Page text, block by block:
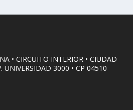
• CIRCUITO INTERIOR • CIUDAD
UNIVERSIDAD 3000 • CP 04510